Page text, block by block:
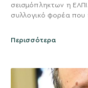
σεισμόπληκτων η
συλλογικό φορέα
Περισσότερα